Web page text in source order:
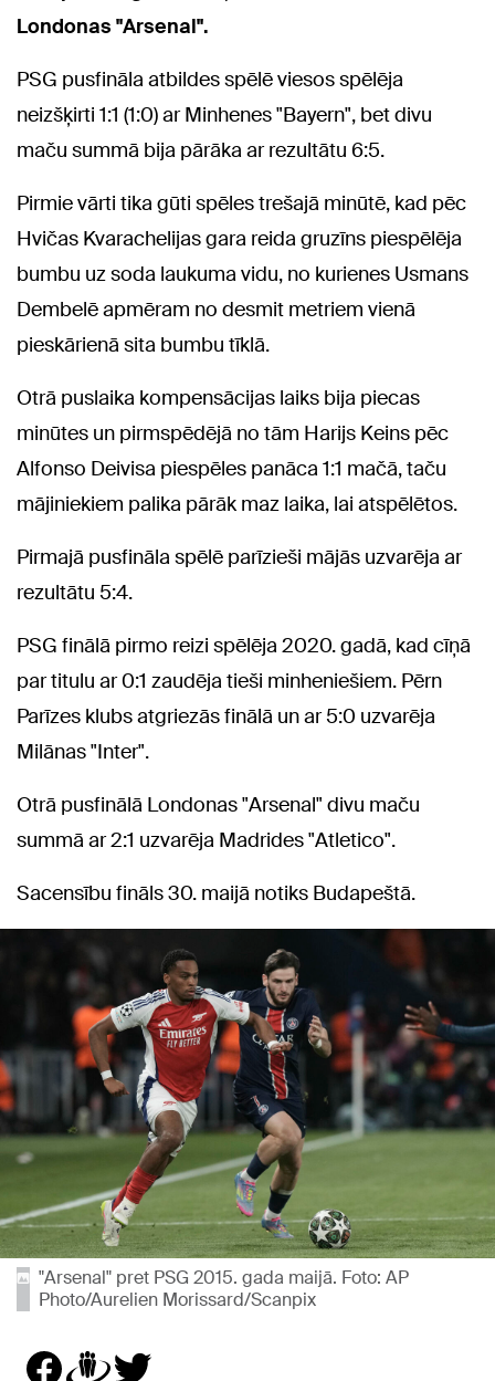
Londonas "Arsenal".
PSG pusfināla atbildes spēlē viesos spēlēja
neizšķirti 1:1 (1:0) ar Minhenes "Bayern", bet divu
maču summā bija pārāka ar rezultātu 6:5.
Pirmie vārti tika gūti spēles trešajā minūtē, kad pēc
Hvičas Kvarachelijas gara reida gruzīns piespēlēja
bumbu uz soda laukuma vidu, no kurienes Usmans
Dembelē apmēram no desmit metriem vienā
pieskārienā sita bumbu tīklā.
Otrā puslaika kompensācijas laiks bija piecas
minūtes un pirmspēdējā no tām Harijs Keins pēc
Alfonso Deivisa piespēles panāca 1:1 mačā, taču
mājiniekiem palika pārāk maz laika, lai atspēlētos.
Pirmajā pusfināla spēlē parīzieši mājās uzvarēja ar
rezultātu 5:4.
PSG finālā pirmo reizi spēlēja 2020. gadā, kad cīņā
par titulu ar 0:1 zaudēja tieši minheniešiem. Pērn
Parīzes klubs atgriezās finālā un ar 5:0 uzvarēja
Milānas "Inter".
Otrā pusfinālā Londonas "Arsenal" divu maču
summā ar 2:1 uzvarēja Madrides "Atletico".
Sacensību fināls 30. maijā notiks Budapeštā.
"Arsenal" pret PSG 2015. gada maijā. Foto: AP
Photo/Aurelien Morissard/Scanpix